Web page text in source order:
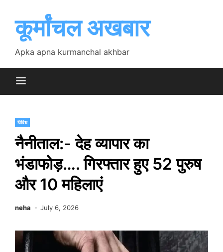
contentकूर्मांचल अखबार
Apka apna kurmanchal akhbar
विविध
नैनीताल:- देह व्यापार का
भंडाफोड़…. गिरफ्तार हुए 52 पुरुष
और 10 महिलाएं
neha July 6, 2026